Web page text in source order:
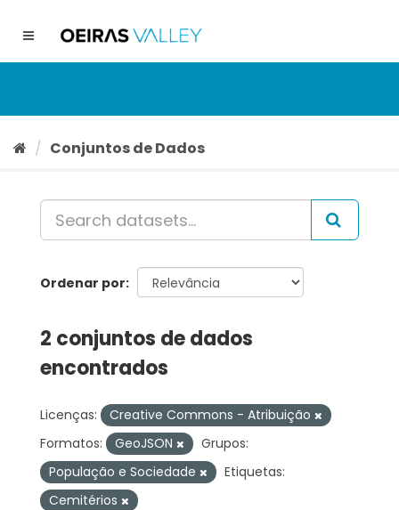
conteúdo
Toggle
Conjuntos de Dados
Ordenar por
2 conjuntos de dados
encontrados
Licenças:
Creative Commons - Atribuição
Formatos:
GeoJSON
Grupos:
População e Sociedade
Etiquetas:
Cemitérios